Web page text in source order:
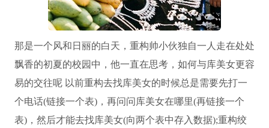
那是一个风和日丽的白天，重构帅小伙独自一人走在处处
飘香的初夏的校园中，他一直在思考，如何与库美女更容
易的交往呢 以前重构去找库美女的时候总是需要先打一
个电话(链接一个表)，再问问库美女在哪里(再链接一个
表)，然后才能去找库美女(向两个表中存入数据);重构绞